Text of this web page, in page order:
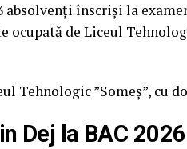
absolvenți înscriși la
de Liceul
Tehnologic ”Someș”, cu
Dej la BAC 2026